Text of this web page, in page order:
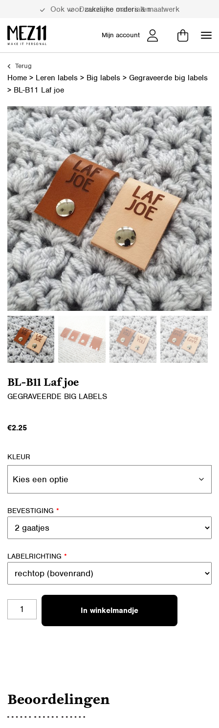
Duurzame materialen
Mijn account
Terug
Home > Leren labels > Big labels > Gegraveerde big labels
> BL-B11 Laf joe
BL-B11 Laf joe
GEGRAVEERDE BIG LABELS
€2.25
KLEUR
BEVESTIGING *
LABELRICHTING *
In winkelmandje
Beoordelingen